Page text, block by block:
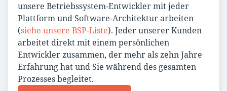
unsere Betriebssystem-Entwickler mit jeder
Plattform und Software-Architektur arbeiten
(siehe unsere BSP-Liste). Jeder unserer Kunden
arbeitet direkt mit einem persönlichen
Entwickler zusammen, der mehr als zehn Jahre
Erfahrung hat und Sie während des gesamten
Prozesses begleitet.